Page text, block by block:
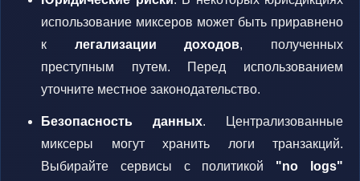
использование миксеров может быть приравнено
к легализации доходов, полученных
преступным путем. Перед использованием
уточните местное законодательство.
Безопасность данных. Централизованные
миксеры могут хранить логи транзакций.
Выбирайте сервисы с политикой "no logs"